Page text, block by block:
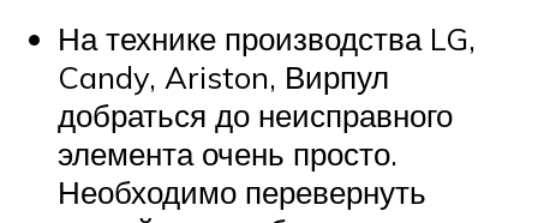
На технике производства LG,
Candy, Ariston, Вирпул
добраться до неисправного
элемента очень просто.
Необходимо перевернуть